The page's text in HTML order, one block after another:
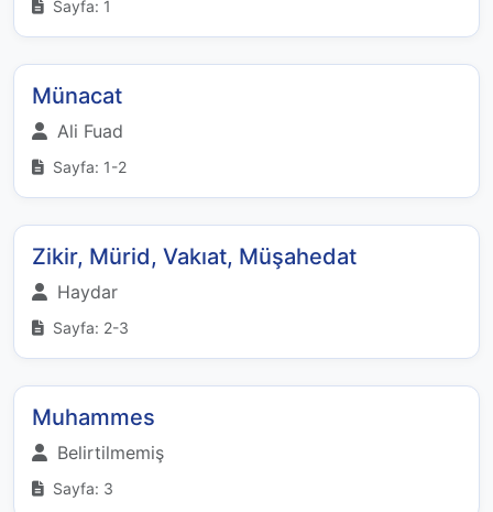
Sayfa: 1
Münacat
Ali Fuad
Sayfa: 1-2
Zikir, Mürid, Vakıat, Müşahedat
Haydar
Sayfa: 2-3
Muhammes
Belirtilmemiş
Sayfa: 3